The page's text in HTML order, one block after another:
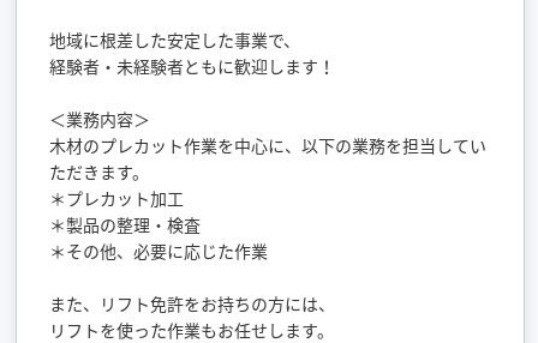
地域に根差した安定した事業で、
経験者・未経験者ともに歓迎します！
＜業務内容＞
木材のプレカット作業を中心に、以下の業務を担当してい
ただきます。
＊プレカット加工
＊製品の整理・検査
＊その他、必要に応じた作業
また、リフト免許をお持ちの方には、
リフトを使った作業もお任せします。